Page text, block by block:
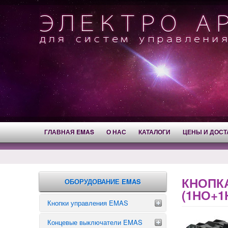
ГЛАВНАЯ EMAS О НАС КАТАЛОГИ ЦЕНЫ И
ОБОРУДОВАНИЕ EMAS
Кнопки управления EMAS
Аварийные кнопки
Концевые выключатели EMAS